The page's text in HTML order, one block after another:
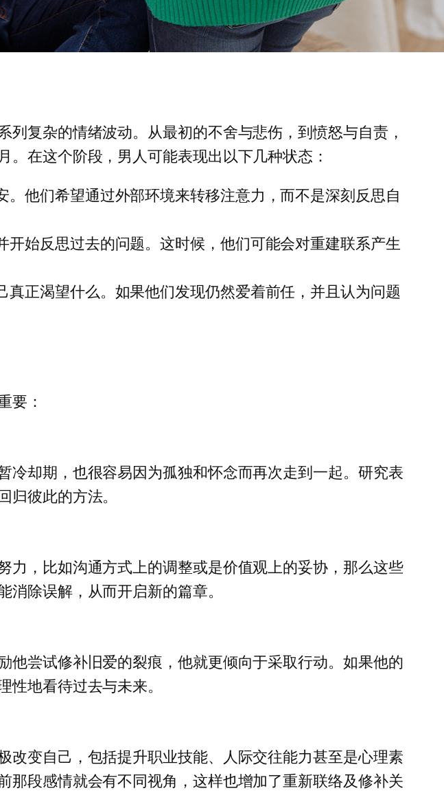
复杂的情绪波动。从最初的不舍与悲伤，到愤怒与自责，
在这个阶段，男人可能表现出以下几种状态：
他们希望通过外部环境来转移注意力，而不是深刻反思自
始反思过去的问题。这时候，他们可能会对重建联系产生
正渴望什么。如果他们发现仍然爱着前任，并且认为问题
要：
却期，也很容易因为孤独和怀念而再次走到一起。研究表
彼此的方法。
，比如沟通方式上的调整或是价值观上的妥协，那么这些
除误解，从而开启新的篇章。
尝试修补旧爱的裂痕，他就更倾向于采取行动。如果他的
地看待过去与未来。
变自己，包括提升职业技能、人际交往能力甚至是心理素
段感情就会有不同视角，这样也增加了重新联络及修补关